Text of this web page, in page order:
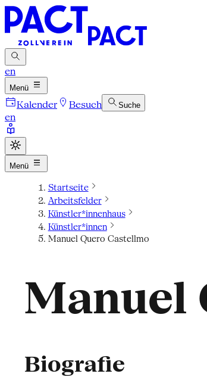
en
Menü
Kalender Besuch Suche
en
Menü
Startseite
Arbeitsfelder
Künstler*innenhaus
Künstler*innen
Manuel Quero Castellmo
Manuel
Biografie